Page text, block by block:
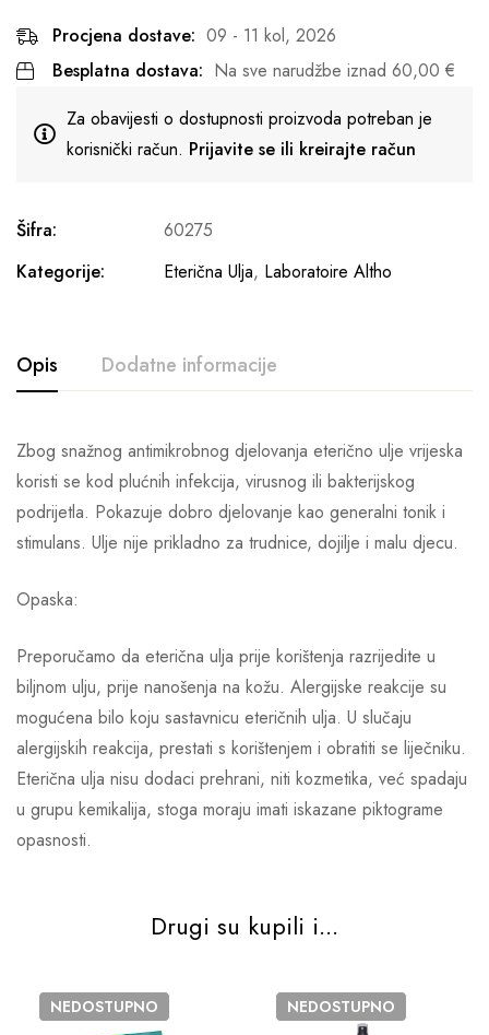
Procjena dostave: 09 - 11 kol, 2026
Besplatna dostava: Na sve narudžbe iznad 60,00 €
Za obavijesti o dostupnosti proizvoda potreban je
korisnički račun. Prijavite se ili kreirajte račun
Šifra:
60275
Kategorije:
Eterična Ulja, Laboratoire Altho
Opis Dodatne informacije
Zbog snažnog antimikrobnog djelovanja eterično ulje vrijeska
koristi se kod plućnih infekcija, virusnog ili bakterijskog
podrijetla. Pokazuje dobro djelovanje kao generalni tonik i
stimulans. Ulje nije prikladno za trudnice, dojilje i malu djecu.
Opaska:
Preporučamo da eterična ulja prije korištenja razrijedite u
biljnom ulju, prije nanošenja na kožu. Alergijske reakcije su
mogućena bilo koju sastavnicu eteričnih ulja. U slučaju
alergijskih reakcija, prestati s korištenjem i obratiti se liječniku.
Eterična ulja nisu dodaci prehrani, niti kozmetika, već spadaju
u grupu kemikalija, stoga moraju imati iskazane piktograme
opasnosti.
Drugi su kupili i...
NEDOSTUPNO NEDOSTUPNO